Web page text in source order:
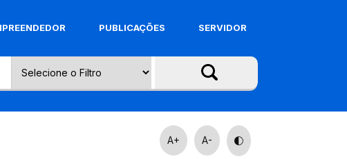
PUBLICAÇÕES SERVIDOR
A+ A-